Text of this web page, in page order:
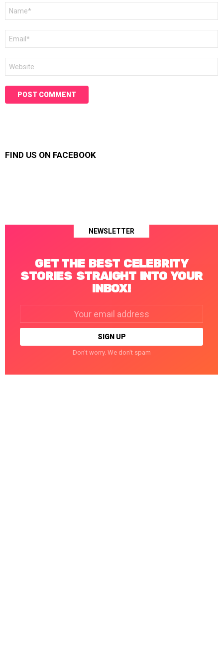
FIND US ON FACEBOOK
NEWSLETTER
GET THE BEST CELEBRITY
STORIES STRAIGHT INTO YOUR
INBOX!
Don't worry. We don't spam